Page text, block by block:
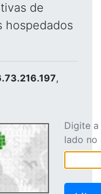
de
hospedados
,
Digite
lado no